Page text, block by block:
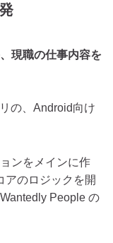
現職の仕事内容を
の、Android向け
ンをメインに作
アのロジックを開
People の